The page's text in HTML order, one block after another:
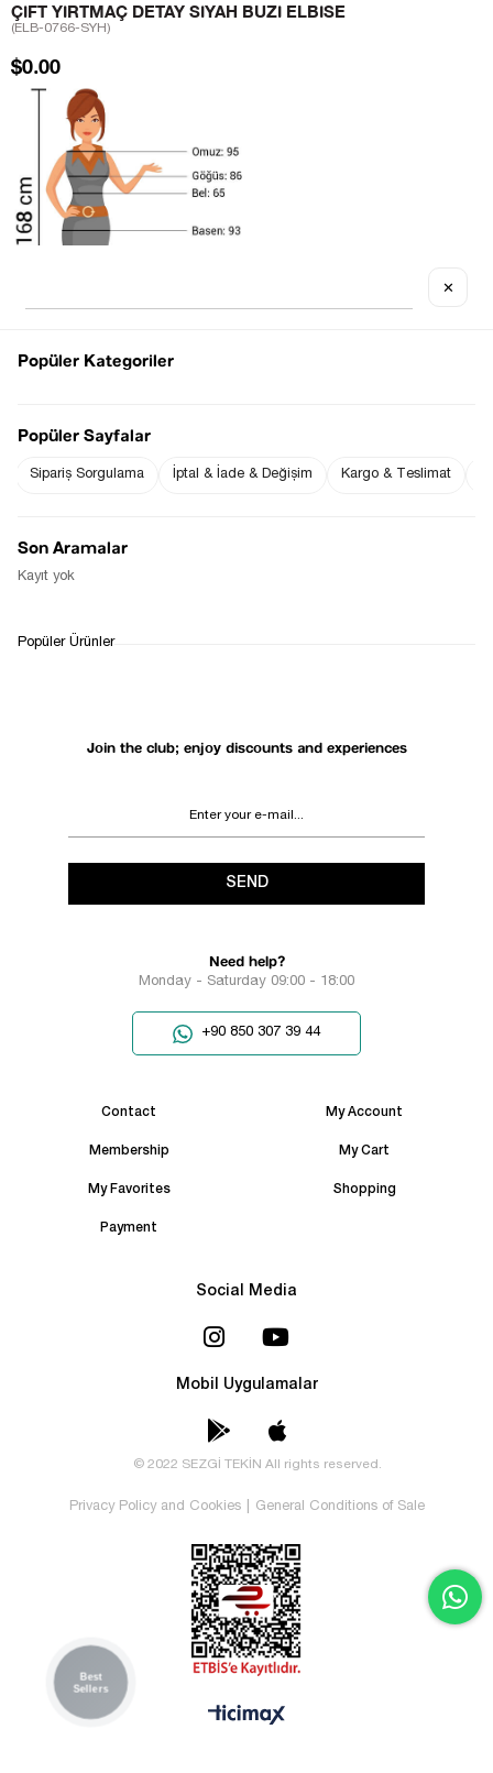
ÇIFT YIRTMAÇ DETAY SIYAH BUZI ELBISE
(ELB-0766-SYH)
$0.00
RETURN AND EXCHANGE
Join the club; enjoy discounts and experiences
SEND
Need help?
Monday - Saturday 09:00 - 18:00
+90 850 307 39 44
Contact My Account
Membership My Cart
My Favorites Shopping
Payment
Social Media
Mobil Uygulamalar
© 2022 SEZGİ TEKİN All rights reserved.
Privacy Policy and Cookies General Conditions of Sale
Best
Sellers
✕
Popüler Kategoriler
Popüler Sayfalar
Sipariş Sorgulama İptal & İade & Değişim Kargo & Teslimat
Son Aramalar
Kayıt yok
Popüler Ürünler